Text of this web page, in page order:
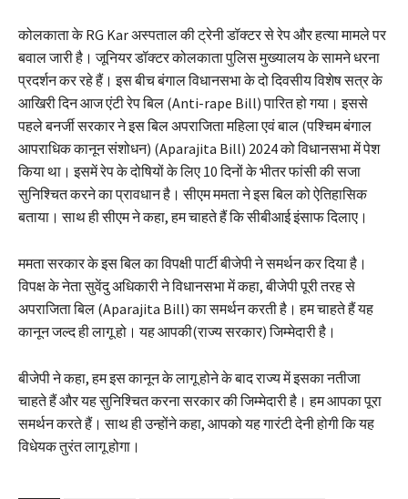
कोलकाता के RG Kar अस्पताल की ट्रेनी डॉक्टर से रेप और हत्या मामले पर
बवाल जारी है। जूनियर डॉक्टर कोलकाता पुलिस मुख्यालय के सामने धरना
प्रदर्शन कर रहे हैं। इस बीच बंगाल विधानसभा के दो दिवसीय विशेष सत्र के
आखिरी दिन आज एंटी रेप बिल (Anti-rape Bill) पारित हो गया। इससे
पहले बनर्जी सरकार ने इस बिल अपराजिता महिला एवं बाल (पश्चिम बंगाल
आपराधिक कानून संशोधन) (Aparajita Bill) 2024 को विधानसभा में पेश
किया था। इसमें रेप के दोषियों के लिए 10 दिनों के भीतर फांसी की सजा
सुनिश्चित करने का प्रावधान है। सीएम ममता ने इस बिल को ऐतिहासिक
बताया। साथ ही सीएम ने कहा, हम चाहते हैं कि सीबीआई इंसाफ दिलाए।
ममता सरकार के इस बिल का विपक्षी पार्टी बीजेपी ने समर्थन कर दिया है।
विपक्ष के नेता सुवेंदु अधिकारी ने विधानसभा में कहा, बीजेपी पूरी तरह से
अपराजिता बिल (Aparajita Bill) का समर्थन करती है। हम चाहते हैं यह
कानून जल्द ही लागू हो। यह आपकी(राज्य सरकार) जिम्मेदारी है।
बीजेपी ने कहा, हम इस कानून के लागू होने के बाद राज्य में इसका नतीजा
चाहते हैं और यह सुनिश्चित करना सरकार की जिम्मेदारी है। हम आपका पूरा
समर्थन करते हैं। साथ ही उन्होंने कहा, आपको यह गारंटी देनी होगी कि यह
विधेयक तुरंत लागू होगा।